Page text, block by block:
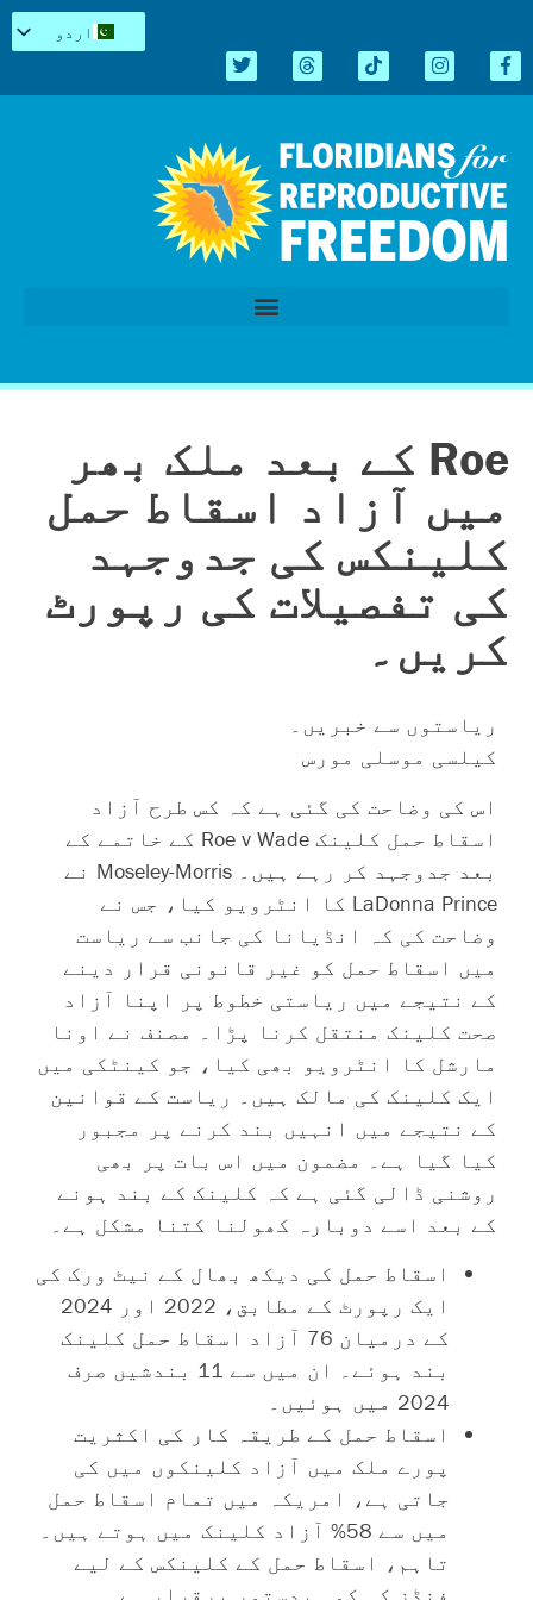
اردو
Español
Roe کے بعد ملک بھر
میں آزاد اسقاط حمل
کلینکس کی جدوجہد
کی تفصیلات کی رپورٹ
کریں۔
ریاستوں سے خبریں۔
کیلسی موسلی مورس
اس کی وضاحت کی گئی ہے کہ کس طرح آزاد
اسقاط حمل کلینک Roe v Wade کے خاتمے کے
بعد جدوجہد کر رہے ہیں۔ Moseley-Morris نے
LaDonna Prince کا انٹرویو کیا، جس نے
وضاحت کی کہ انڈیانا کی جانب سے ریاست
میں اسقاط حمل کو غیر قانونی قرار دینے
کے نتیجے میں ریاستی خطوط پر اپنا آزاد
صحت کلینک منتقل کرنا پڑا۔ مصنف نے اونا
مارشل کا انٹرویو بھی کیا، جو کینٹکی میں
ایک کلینک کی مالک ہیں۔ ریاست کے قوانین
کے نتیجے میں انہیں بند کرنے پر مجبور
کیا گیا ہے۔ مضمون میں اس بات پر بھی
روشنی ڈالی گئی ہے کہ کلینک کے بند ہونے
کے بعد اسے دوبارہ کھولنا کتنا مشکل ہے۔
اسقاط حمل کی دیکھ بھال کے نیٹ ورک کی
ایک رپورٹ کے مطابق، 2022 اور 2024
کے درمیان 76 آزاد اسقاط حمل کلینک
بند ہوئے۔ ان میں سے 11 بندشیں صرف
2024 میں ہوئیں۔
اسقاط حمل کے طریقہ کار کی اکثریت
پورے ملک میں آزاد کلینکوں میں کی
جاتی ہے، امریکہ میں تمام اسقاط حمل
میں سے 58% آزاد کلینک میں ہوتے ہیں۔
تاہم، اسقاط حمل کے کلینکس کے لیے